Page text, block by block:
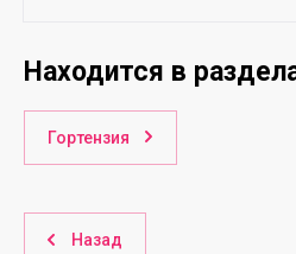
Находится в
Гортензия
Назад